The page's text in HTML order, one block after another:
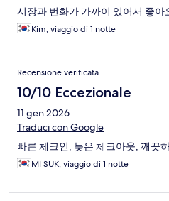
시장과 번화가 가까이 있어서 좋아
Kim, viaggio di 1 notte
Recensione verificata
10/10 Eccezionale
11 gen 2026
Traduci con Google
빠른 체크인, 늦은 체크아웃, 깨끗
MI SUK, viaggio di 1 notte